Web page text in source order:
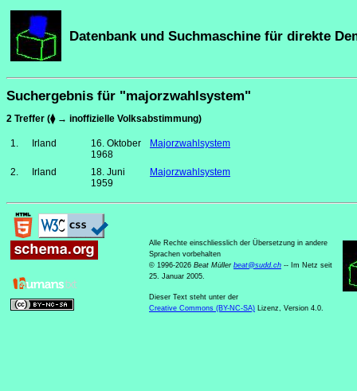
Datenbank und Suchmaschine für direkte
Suchergebnis für "majorzwahlsystem"
2 Treffer (⧫ → inoffizielle Volksabstimmung)
1. Irland
16. Oktober
1968
Majorzwahlsystem
2. Irland
18. Juni
1959
Majorzwahlsystem
Alle Rechte einschliesslich der Übersetzung in andere
Sprachen vorbehalten
© 1996-2026 Beat Müller beat@sudd.ch -- Im Netz seit
25. Januar 2005.
Dieser Text steht unter der
Creative Commons (BY-NC-SA) Lizenz, Version 4.0.